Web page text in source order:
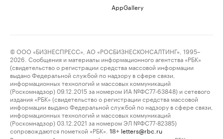
AppGallery
© ООО «БИЗНЕСПРЕСС», АО «РОСБИЗНЕСКОНСАЛТИНГ», 1995–
2026. Сообщения и материалы информационного агентства «РБК»
(свидетельство о регистрации средства массовой информации
выдано Федеральной службой по надзору в сфере связи,
информационных технологий и массовых коммуникаций
(Роскомнадзор) 09.12.2015 за номером ИА №ФС77-63848) и сетевого
издания «РБК» (свидетельство о регистрации средства массовой
информации выдано Федеральной службой по надзору в сфере связи,
информационных технологий и массовых коммуникаций
(Роскомнадзор) 03.12.2021 за номером ЭЛ №ФС77-82385)
сопровождаются пометкой «РБК».
18+ letters@rbc.ru